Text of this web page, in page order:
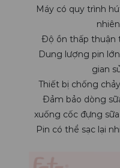
Máy có quy trình
Độ ồn thấp thuận
Dung lượng pin
gian
Thiết bị chống
Đảm bảo dòng
xuống cốc đựng
Pin có thể sạc lại